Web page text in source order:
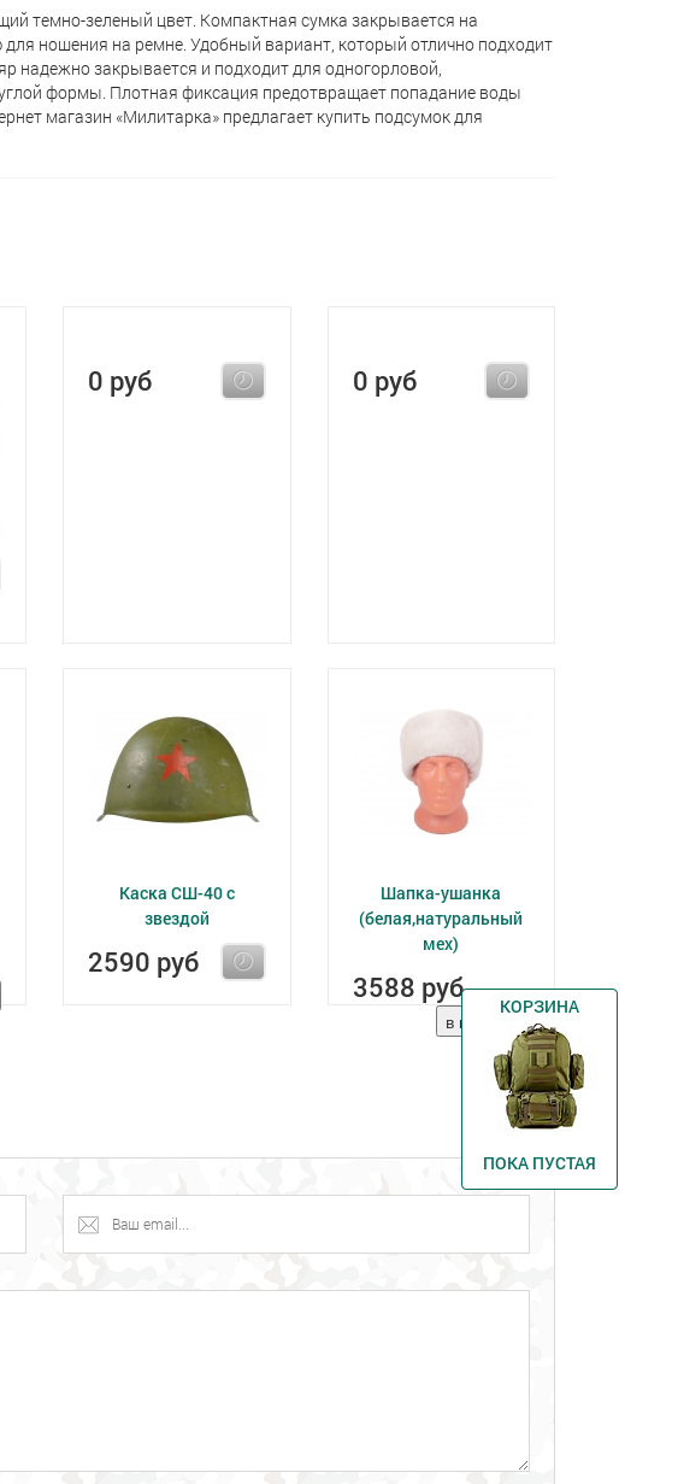
темно-зеленый цвет. Компактная сумка закрывается на
ношения на ремне. Удобный вариант, который отлично подходит
надежно закрывается и подходит для одногорловой,
формы. Плотная фиксация предотвращает попадание воды
магазин «Милитарка» предлагает кyпить подсумок для
0 руб 0 руб
Каска СШ-40 с
звездой
2590 руб
Шапка-ушанка
(белая,натуральный
мех)
3588 руб
КОРЗИНА
ПОКА ПУСТАЯ